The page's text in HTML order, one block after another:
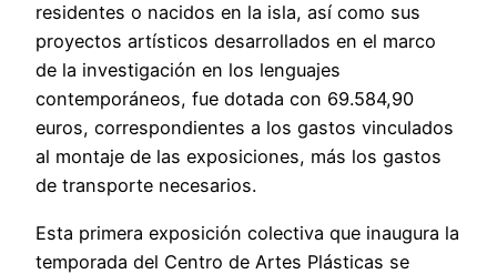
residentes o nacidos en la isla, así como sus
proyectos artísticos desarrollados en el marco
de la investigación en los lenguajes
contemporáneos, fue dotada con 69.584,90
euros, correspondientes a los gastos vinculados
al montaje de las exposiciones, más los gastos
de transporte necesarios.
Esta primera exposición colectiva que inaugura la
temporada del Centro de Artes Plásticas se